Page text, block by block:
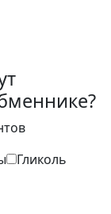
Гликоль